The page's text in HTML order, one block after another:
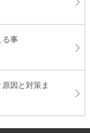
る事
因と対策ま